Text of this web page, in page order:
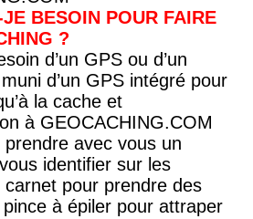
BESOIN POUR FAIRE
?
d’un GPS ou d’un
d’un GPS intégré pour
la cache et
à GEOCACHING.COM
avec vous un
identifier sur les
carnet pour prendre des
à épiler pour attraper